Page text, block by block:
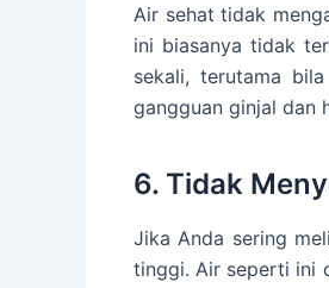
Air sehat tidak
ini biasanya tidak
sekali, terutama
gangguan ginjal dan
6. Tidak
Jika Anda sering
tinggi. Air seperti ini